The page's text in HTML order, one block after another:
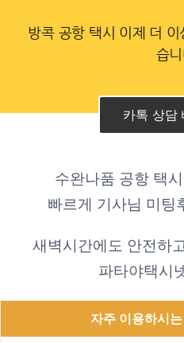
방콕 공항 택시 이제 더
습니
카톡 상담
수완나품 공항 택
빠르게 기사님 미팅
새벽시간에도 안전하
파타야택시
자주 이용하시